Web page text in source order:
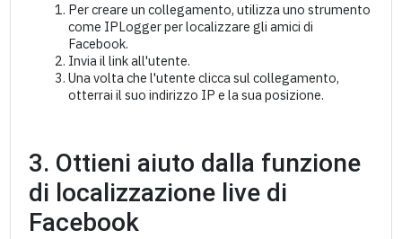
Per creare un collegamento, utilizza uno strumento
come IPLogger per localizzare gli amici di
Facebook.
Invia il link all'utente.
Una volta che l'utente clicca sul collegamento,
otterrai il suo indirizzo IP e la sua posizione.
3. Ottieni aiuto dalla funzione
di localizzazione live di
Facebook